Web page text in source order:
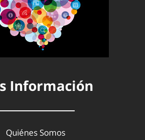
Información
Quiénes Somos